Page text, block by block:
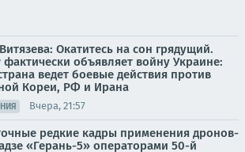
Окатитесь на сон грядущий.
объявляет войну Украине:
ведет боевые действия против
Кореи, РФ и Ирана
Вчера, 21:57
редкие кадры применения дронов-
«Герань-5» операторами 50-й